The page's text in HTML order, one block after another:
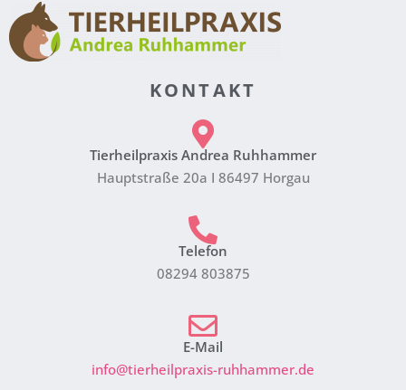
KONTAKT
Tierheilpraxis Andrea Ruhhammer
Hauptstraße 20a I 86497 Horgau
Telefon
08294 803875
E-Mail
info@tierheilpraxis-ruhhammer.de